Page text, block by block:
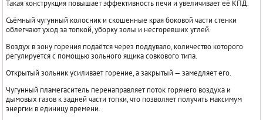
Такая конструкция повышает эффективность печи и увеличивает её КПД.
Съёмный чугунный колосник и скошенные края боковой части стенки
облегчают уход за топкой, уборку золы и несгоревших углей.
Воздух в зону горения подаётся через поддувало, количество которого
регулируется с помощью зольного ящика совкового типа.
Открытый зольник усиливает горение, а закрытый — замедляет его.
Чугунный пламегаситель перенаправляет поток горячего воздуха и
дымовых газов к задней части топки, что позволяет получить максимум
энергии в единицу времени.